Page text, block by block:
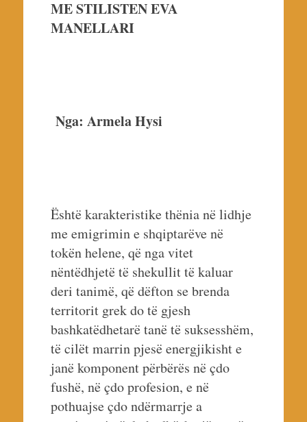
ME STILISTEN EVA
MANELLARI
Nga: Armela Hysi
Është karakteristike thënia në lidhje
me emigrimin e shqiptarëve në
tokën helene, që nga vitet
nëntëdhjetë të shekullit të kaluar
deri tanimë, që dëfton se brenda
territorit grek do të gjesh
bashkatëdhetarë tanë të suksesshëm,
të cilët marrin pjesë energjikisht e
janë komponent përbërës në çdo
fushë, në çdo profesion, e në
pothuajse çdo ndërmarrje a